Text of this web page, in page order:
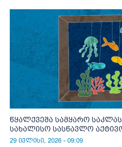
წყალქვეშა სამყარო
სახალისო სასწავლო
29 ივლისი, 2026 - 09:09